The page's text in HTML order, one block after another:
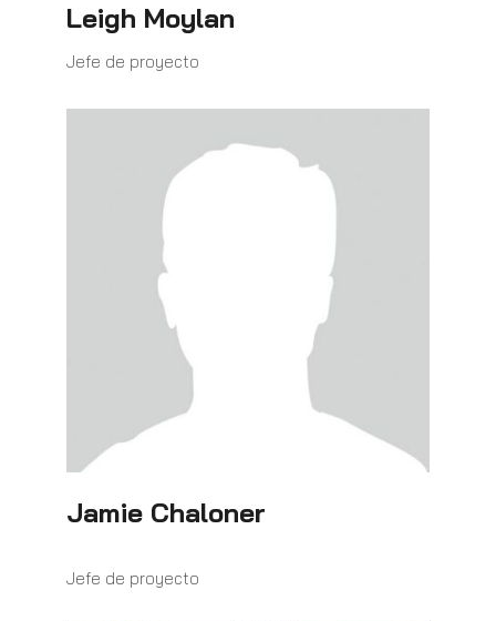
Leigh Moylan
Jefe de proyecto
Jamie Chaloner
Jefe de proyecto